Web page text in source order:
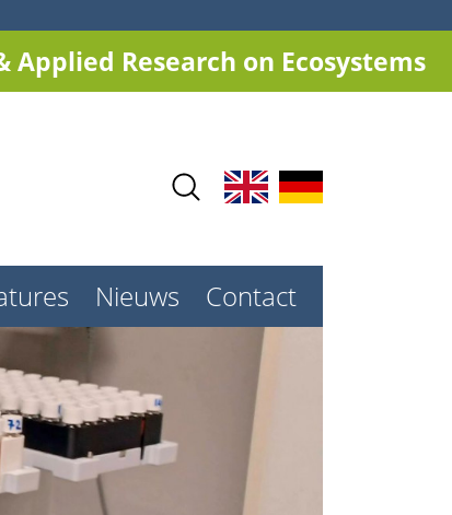
Research on Ecosystems
Contact
Nieuws